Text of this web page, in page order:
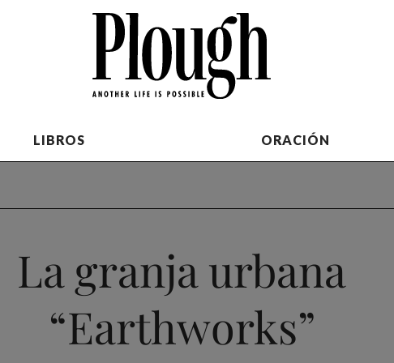
LIBROS ORACIÓN
La granja urbana
“Earthworks”